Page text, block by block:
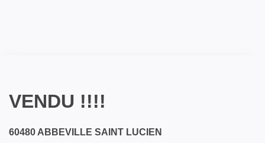
VENDU !!!!
60480 ABBEVILLE SAINT LUCIEN